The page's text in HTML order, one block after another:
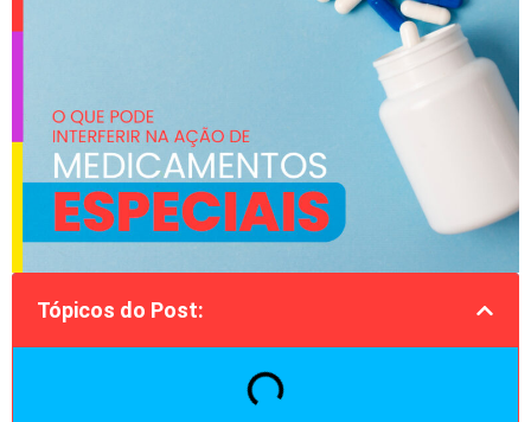
Tópicos do Post: